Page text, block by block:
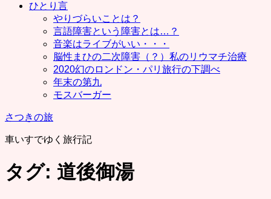
ひとり言
やりづらいことは？
言語障害という障害とは…？
音楽はライブがいい・・・
脳性まひの二次障害（？）私のリウマチ治療
2020幻のロンドン・パリ旅行の下調べ
年末の第九
モスバーガー
さつきの旅
車いすでゆく旅行記
タグ: 道後御湯